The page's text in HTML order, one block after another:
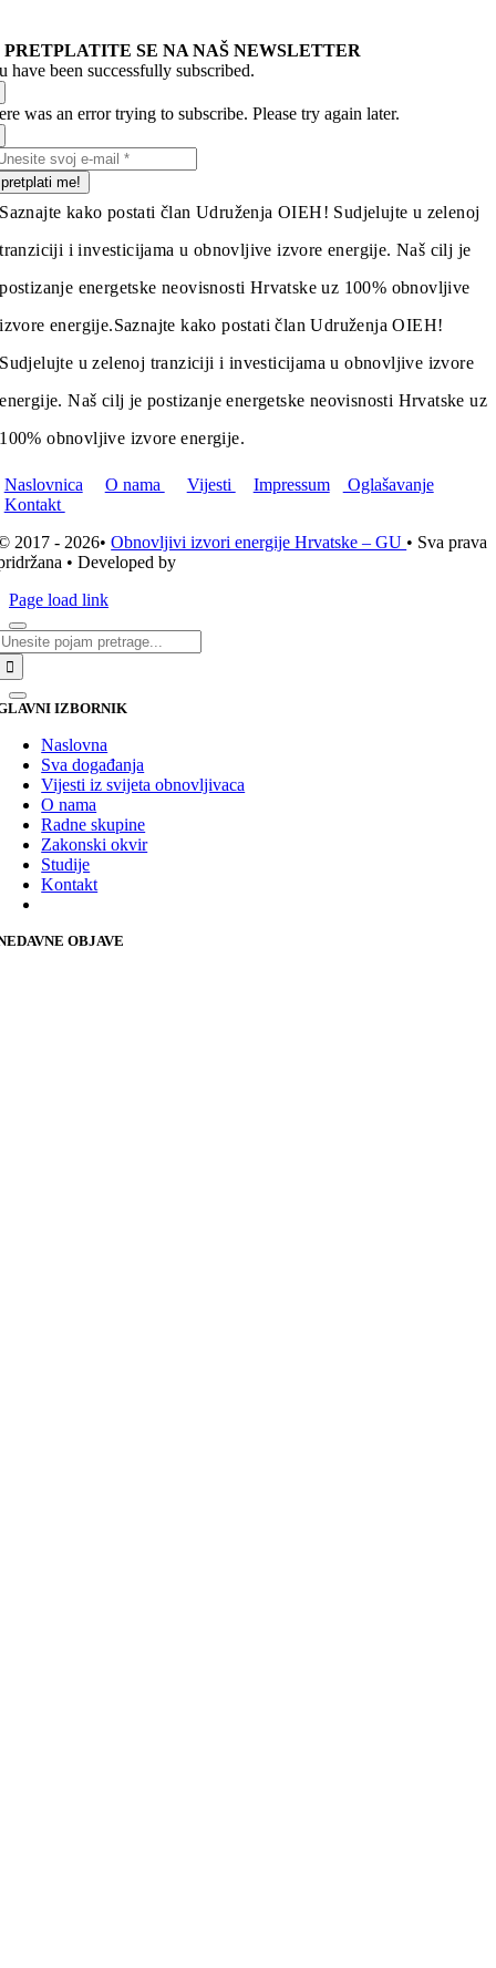
PRETPLATITE SE NA NAŠ NEWSLETTER
have been successfully subscribed.
was an error trying to subscribe. Please try again later.
pretplati me!
Saznajte kako postati član Udruženja OIEH! Sudjelujte u zelenoj
tranziciji i investicijama u obnovljive izvore energije. Naš cilj je
postizanje energetske neovisnosti Hrvatske uz 100% obnovljive
izvore energije.Saznajte kako postati član Udruženja OIEH!
Sudjelujte u zelenoj tranziciji i investicijama u obnovljive izvore
energije. Naš cilj je postizanje energetske neovisnosti Hrvatske uz
100% obnovljive izvore energije.
Naslovnica O nama Vijesti Impressum
Oglašavanje
Kontakt
2017 - 2026•Obnovljivi izvori energije Hrvatske – GU • Sva prava
• Developed by
Page load link
IZBORNIK
Naslovna
Sva događanja
Vijesti iz svijeta obnovljivaca
O nama
Radne skupine
Zakonski okvir
Studije
Kontakt
OBJAVE